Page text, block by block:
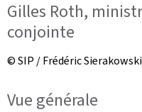
Gilles Roth,
conjointe
© SIP / Frédéric Sierakowski
Vue générale